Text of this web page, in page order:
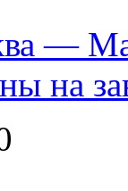
—
на